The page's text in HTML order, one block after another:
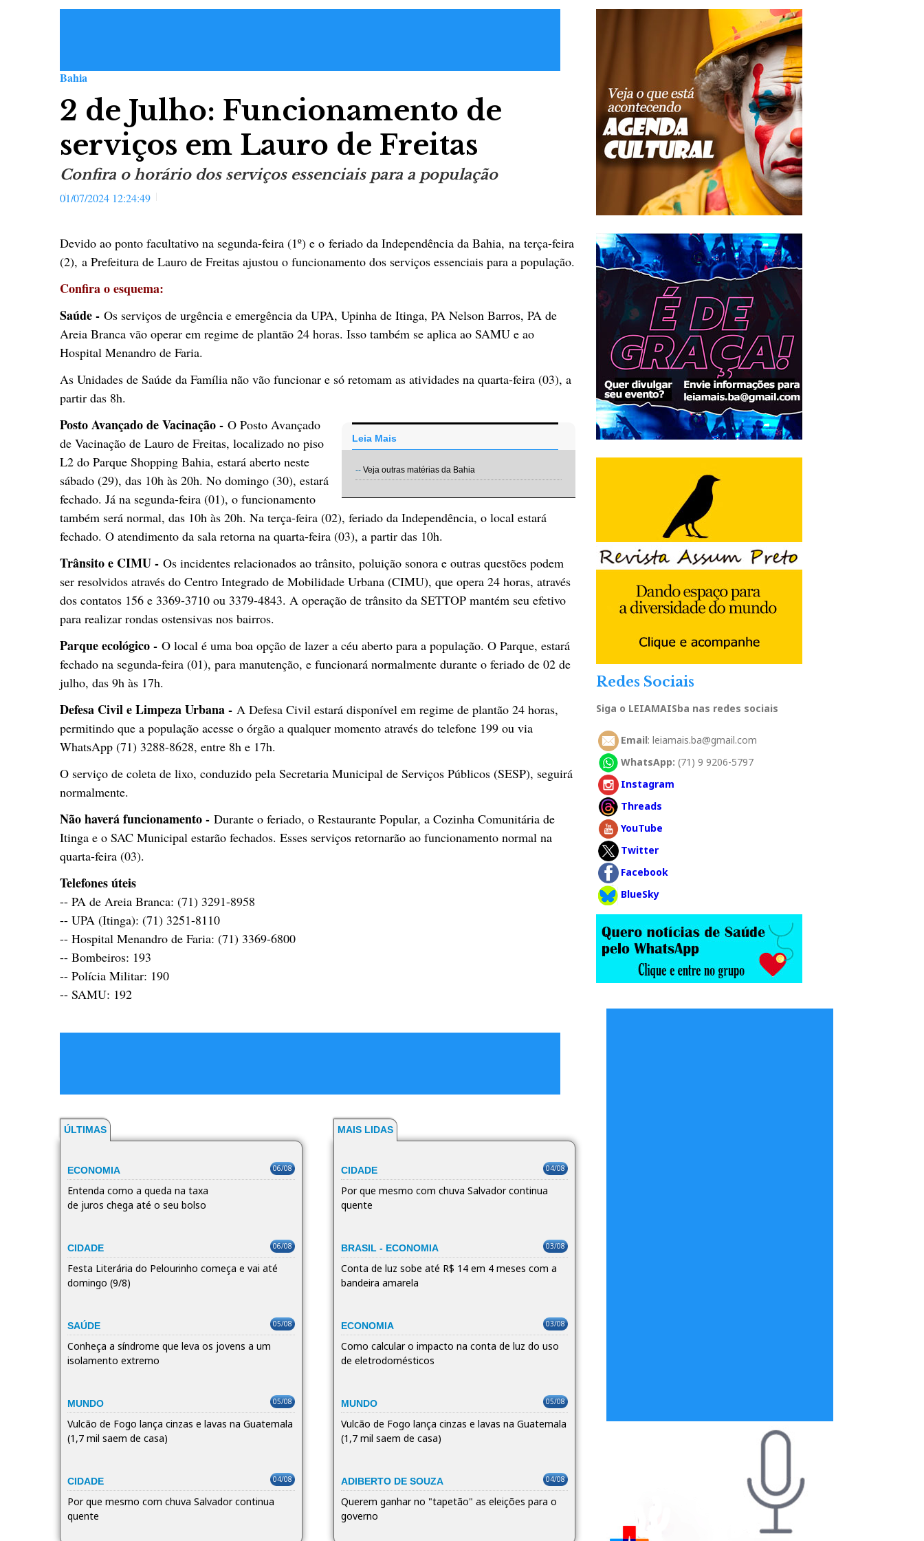
Bahia
2 de Julho: Funcionamento de
serviços em Lauro de Freitas
Confira o horário dos serviços essenciais para a população
01/07/2024 12:24:49
Devido ao ponto facultativo na segunda-feira (1º) e o feriado da Independência da Bahia, na terça-feira
(2), a Prefeitura de Lauro de Freitas ajustou o funcionamento dos serviços essenciais para a população.
Confira o esquema:
Saúde - Os serviços de urgência e emergência da UPA, Upinha de Itinga, PA Nelson Barros, PA de
Areia Branca vão operar em regime de plantão 24 horas. Isso também se aplica ao SAMU e ao
Hospital Menandro de Faria.
As Unidades de Saúde da Família não vão funcionar e só retomam as atividades na quarta-feira (03), a
partir das 8h.
Leia Mais
-- Veja outras matérias da Bahia
Posto Avançado de Vacinação - O Posto Avançado
de Vacinação de Lauro de Freitas, localizado no piso
L2 do Parque Shopping Bahia, estará aberto neste
sábado (29), das 10h às 20h. No domingo (30), estará
fechado. Já na segunda-feira (01), o funcionamento
também será normal, das 10h às 20h. Na terça-feira (02), feriado da Independência, o local estará
fechado. O atendimento da sala retorna na quarta-feira (03), a partir das 10h.
Trânsito e CIMU - Os incidentes relacionados ao trânsito, poluição sonora e outras questões podem
ser resolvidos através do Centro Integrado de Mobilidade Urbana (CIMU), que opera 24 horas, através
dos contatos 156 e 3369-3710 ou 3379-4843. A operação de trânsito da SETTOP mantém seu efetivo
para realizar rondas ostensivas nos bairros.
Parque ecológico - O local é uma boa opção de lazer a céu aberto para a população. O Parque, estará
fechado na segunda-feira (01), para manutenção, e funcionará normalmente durante o feriado de 02 de
julho, das 9h às 17h.
Defesa Civil e Limpeza Urbana - A Defesa Civil estará disponível em regime de plantão 24 horas,
permitindo que a população acesse o órgão a qualquer momento através do telefone 199 ou via
WhatsApp (71) 3288-8628, entre 8h e 17h.
O serviço de coleta de lixo, conduzido pela Secretaria Municipal de Serviços Públicos (SESP), seguirá
normalmente.
Não haverá funcionamento - Durante o feriado, o Restaurante Popular, a Cozinha Comunitária de
Itinga e o SAC Municipal estarão fechados. Esses serviços retornarão ao funcionamento normal na
quarta-feira (03).
Telefones úteis
-- PA de Areia Branca: (71) 3291-8958
-- UPA (Itinga): (71) 3251-8110
-- Hospital Menandro de Faria: (71) 3369-6800
-- Bombeiros: 193
-- Polícia Militar: 190
-- SAMU: 192
ÚLTIMAS
ECONOMIA 06/08
Entenda como a queda na taxa
de juros chega até o seu bolso
CIDADE 06/08
Festa Literária do Pelourinho começa e vai até
domingo (9/8)
SAÚDE 05/08
Conheça a síndrome que leva os jovens a um
isolamento extremo
MUNDO 05/08
Vulcão de Fogo lança cinzas e lavas na Guatemala
(1,7 mil saem de casa)
CIDADE 04/08
Por que mesmo com chuva Salvador continua
quente
MAIS LIDAS
CIDADE 04/08
Por que mesmo com chuva Salvador continua
quente
BRASIL - ECONOMIA 03/08
Conta de luz sobe até R$ 14 em 4 meses com a
bandeira amarela
ECONOMIA 03/08
Como calcular o impacto na conta de luz do uso
de eletrodomésticos
MUNDO 05/08
Vulcão de Fogo lança cinzas e lavas na Guatemala
(1,7 mil saem de casa)
ADIBERTO DE SOUZA 04/08
Querem ganhar no "tapetão" as eleições para o
governo
Redes Sociais
Siga o LEIAMAISba nas redes sociais
Email: leiamais.ba@gmail.com
WhatsApp: (71) 9 9206-5797
Instagram
Threads
YouTube
Twitter
Facebook
BlueSky